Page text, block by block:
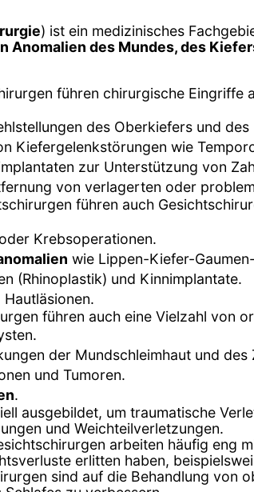
) ist ein medizinisches
Anomalien des Mundes, des
führen chirurgische Eingriffe
des Oberkiefers und
Kiefergelenkstörungen wie
zur Unterstützung von
von verlagerten oder
führen auch
Krebsoperationen.
wie Lippen-Kiefer-
(Rhinoplastik) und Kinnimplantate.
Hautläsionen.
führen auch eine Vielzahl von
der Mundschleimhaut und des
und Tumoren.
.
ausgebildet, um traumatische
und Weichteilverletzungen.
arbeiten häufig eng
erlitten haben,
sind auf die Behandlung von